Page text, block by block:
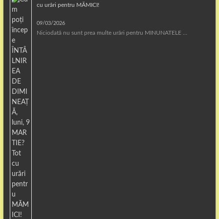
cu urări pentru MĂMICI!
09/03/2026
Niciodată nu sunt prea multe urări pentru MINUNATELE …